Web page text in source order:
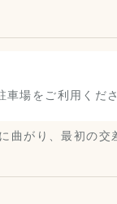
場をご利用くださ
曲がり、最初の交